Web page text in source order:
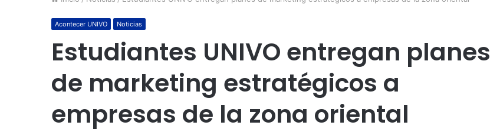
Acontecer UNIVO Noticias
Estudiantes UNIVO entregan planes
de marketing estratégicos a
empresas de la zona oriental